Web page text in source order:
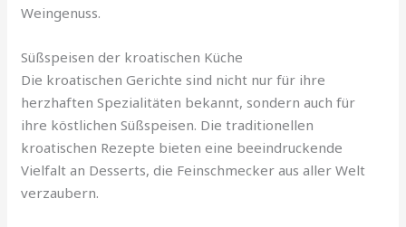
Weingenuss.
Süßspeisen der kroatischen Küche
Die kroatischen Gerichte sind nicht nur für ihre
herzhaften Spezialitäten bekannt, sondern auch für
ihre köstlichen Süßspeisen. Die traditionellen
kroatischen Rezepte bieten eine beeindruckende
Vielfalt an Desserts, die Feinschmecker aus aller Welt
verzaubern.